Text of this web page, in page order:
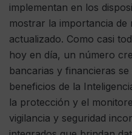
implementan en los
mostrar la importancia de
actualizado. Como casi
hoy en día, un número
bancarias y financieras
beneficios de la
la protección y el
vigilancia y seguridad